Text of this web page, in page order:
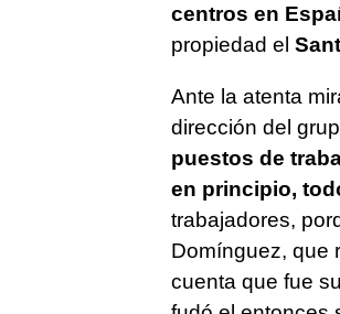
centros en
propiedad el
Ante la atenta
dirección del
puestos de
en principio,
trabajadores,
Domínguez, que
cuenta que fue